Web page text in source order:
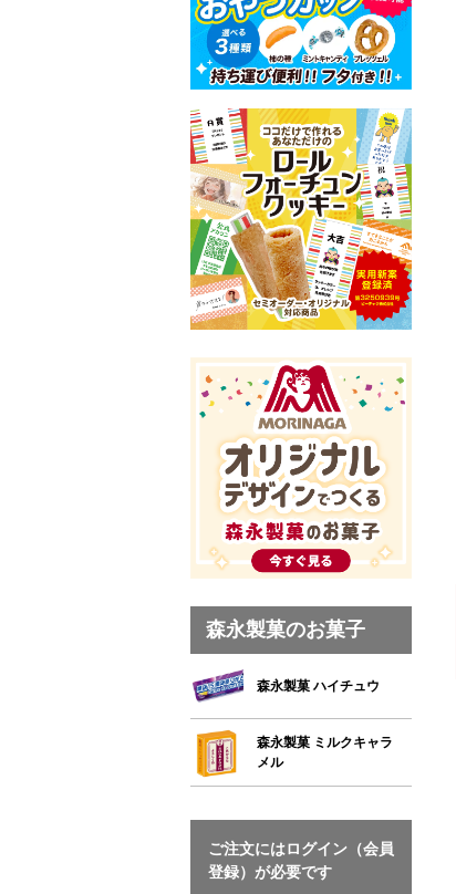
森永製菓のお菓子
森永製菓 ハイチュウ
森永製菓 ミルクキャラ
メル
ご注文にはログイン（会員
登録）が必要です